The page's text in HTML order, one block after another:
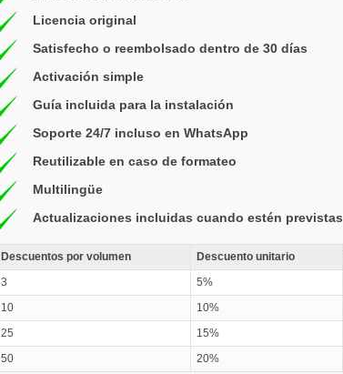
Licencia original
Satisfecho o reembolsado dentro de 30 días
Activación simple
Guía incluida para la instalación
Soporte 24/7 incluso en WhatsApp
Reutilizable en caso de formateo
Multilingüe
Actualizaciones incluidas cuando estén previstas
Descuentos por volumen Descuento unitario
3
5%
10
10%
25
15%
50
20%